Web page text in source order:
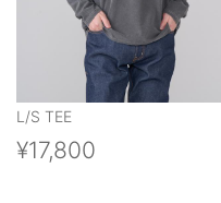
L/S TEE
¥17,800